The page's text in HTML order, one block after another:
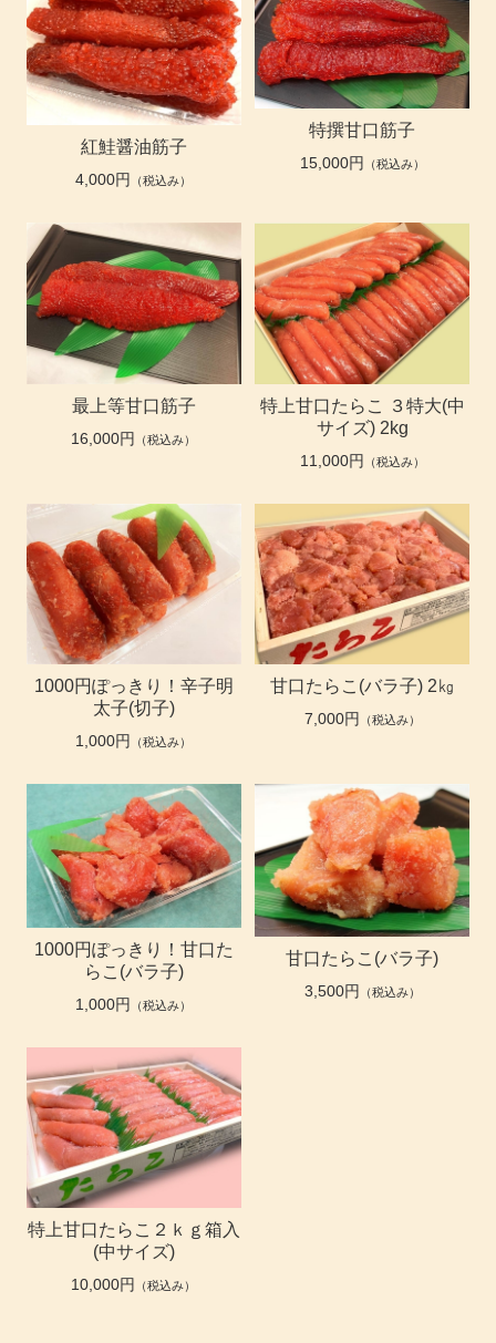
紅鮭醤油筋子
4,000円 （税込み）
特撰甘口筋子
15,000円 （税込み）
最上等甘口筋子
16,000円 （税込み）
特上甘口たらこ ３特大(中
サイズ) 2kg
11,000円 （税込み）
1000円ぽっきり！辛子明
太子(切子)
1,000円 （税込み）
甘口たらこ(バラ子) 2㎏
7,000円 （税込み）
1000円ぽっきり！甘口た
らこ(バラ子)
1,000円 （税込み）
甘口たらこ(バラ子)
3,500円 （税込み）
特上甘口たらこ２ｋｇ箱入
(中サイズ)
10,000円 （税込み）